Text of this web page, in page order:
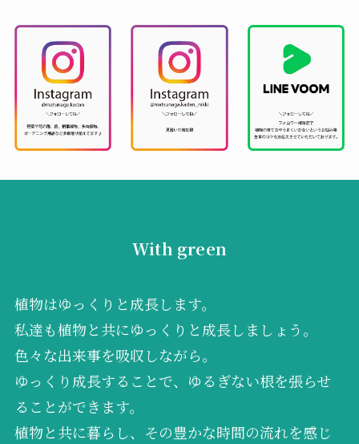
With green
植物はゆっくりと成長します。
私達も植物と共にゆっくりと成長しましょう。
色々な出来事を吸収しながら。
ゆっくり成長することで、ゆるぎない根を張らせ
ることができます。
植物と共に暮らし、その豊かな時間の流れを感じ